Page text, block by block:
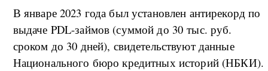
В январе 2023 года был установлен антирекорд по
выдаче PDL-займов (суммой до 30 тыс. руб.
сроком до 30 дней), свидетельствуют данные
Национального бюро кредитных историй (НБКИ).